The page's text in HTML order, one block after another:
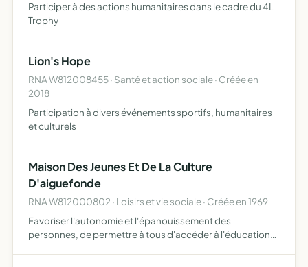
Participer à des actions humanitaires dans le cadre du 4L
Trophy
Lion's Hope
RNA W812008455 · Santé et action sociale · Créée en
2018
Participation à divers événements sportifs, humanitaires
et culturels
Maison Des Jeunes Et De La Culture
D'aiguefonde
RNA W812000802 · Loisirs et vie sociale · Créée en 1969
Favoriser l'autonomie et l'épanouissement des
personnes, de permettre à tous d'accéder à l'éducation